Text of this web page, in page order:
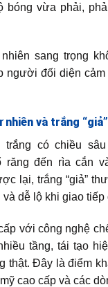
bóng vừa phải,
sang trọng
người đối diện
và trắng
trắng có chiều
răng đến rìa cắn
lại, trắng “giả”
và dễ lộ khi giao tiếp
với công nghệ
tầng, tái tạo
thật. Đây là điểm
cao cấp và các